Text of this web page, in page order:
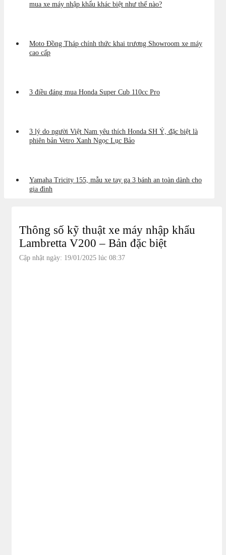
mua xe máy nhập khẩu khác biệt như thế nào?
Moto Đồng Tháp chính thức khai trương Showroom xe máy
cao cấp
3 điều đáng mua Honda Super Cub 110cc Pro
3 lý do người Việt Nam yêu thích Honda SH Ý, đặc biệt là
phiên bản Vetro Xanh Ngọc Lục Bảo
Yamaha Tricity 155, mẫu xe tay ga 3 bánh an toàn dành cho
gia đình
Thông số kỹ thuật xe máy nhập khẩu
Lambretta V200 – Bản đặc biệt
Cập nhật ngày: 19/01/2025 lúc 08:37